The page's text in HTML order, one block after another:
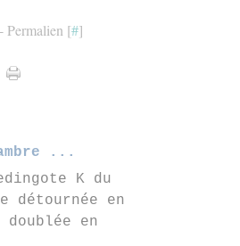
- Permalien [#]
...
K du
détournée en
en